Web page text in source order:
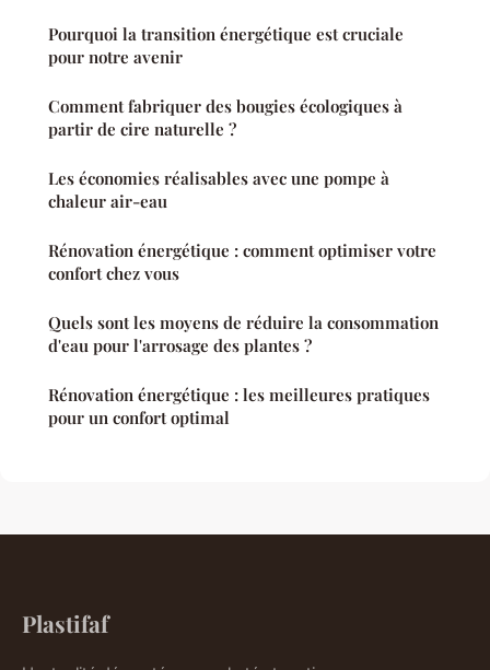
Pourquoi la transition énergétique est cruciale
pour notre avenir
Comment fabriquer des bougies écologiques à
partir de cire naturelle ?
Les économies réalisables avec une pompe à
chaleur air-eau
Rénovation énergétique : comment optimiser votre
confort chez vous
Quels sont les moyens de réduire la consommation
d'eau pour l'arrosage des plantes ?
Rénovation énergétique : les meilleures pratiques
pour un confort optimal
Plastifaf